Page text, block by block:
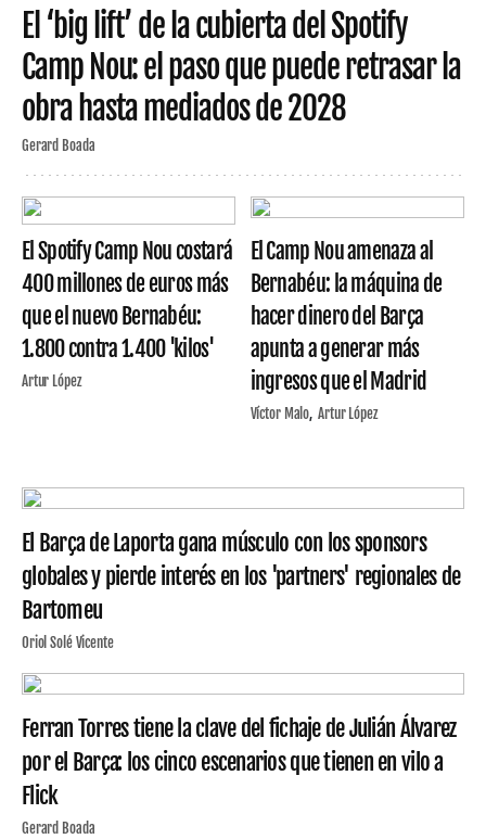
El ‘big lift’ de la cubierta del Spotify
Camp Nou: el paso que puede retrasar la
obra hasta mediados de 2028
Gerard Boada
El Spotify Camp Nou costará
400 millones de euros más
que el nuevo Bernabéu:
1.800 contra 1.400 'kilos'
Artur López
El Camp Nou amenaza al
Bernabéu: la máquina de
hacer dinero del Barça
apunta a generar más
ingresos que el Madrid
Víctor Malo Artur López
El Barça de Laporta gana músculo con los sponsors
globales y pierde interés en los 'partners' regionales de
Bartomeu
Oriol Solé Vicente
Ferran Torres tiene la clave del fichaje de Julián Álvarez
por el Barça: los cinco escenarios que tienen en vilo a
Flick
Gerard Boada